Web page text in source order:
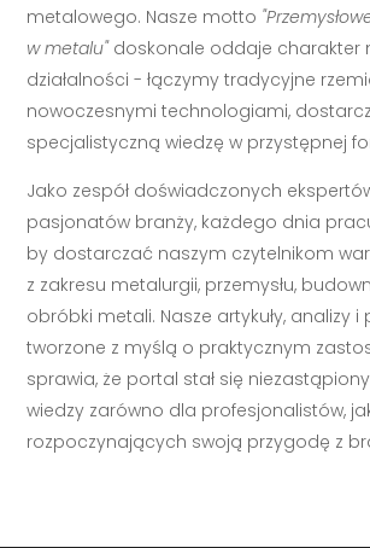
metalowego. Nasze motto
w metalu"doskonale oddaje charakter
działalności - łączymy tradycyjne
nowoczesnymi technologiami,
specjalistyczną wiedzę w przystępnej
Jako zespół doświadczonych
pasjonatów branży, każdego dnia
by dostarczać naszym czytelnikom
z zakresu metalurgii, przemysłu,
obróbki metali. Nasze artykuły, analizy i
tworzone z myślą o praktycznym
sprawia, że portal stał się
wiedzy zarówno dla profesjonalistów,
rozpoczynających swoją przygodę z